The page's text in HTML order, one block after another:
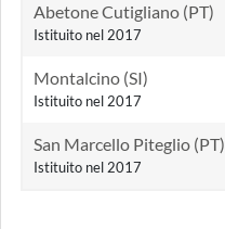
Abetone Cutigliano (PT)
Istituito nel 2017
Montalcino (SI)
Istituito nel 2017
San Marcello Piteglio (PT)
Istituito nel 2017